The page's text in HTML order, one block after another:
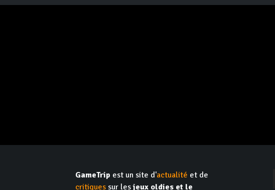
GameTrip est un site d'actualité et de
critiques sur lesjeux oldies et le